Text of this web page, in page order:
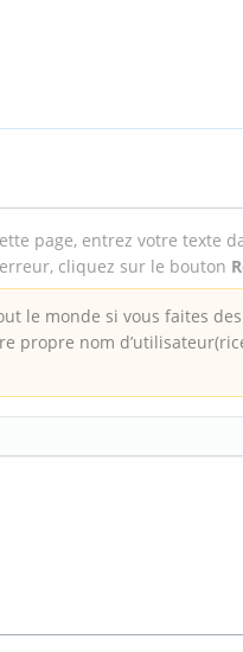
page, entrez votre texte
cliquez sur le bouton
le monde si vous faites
propre nom